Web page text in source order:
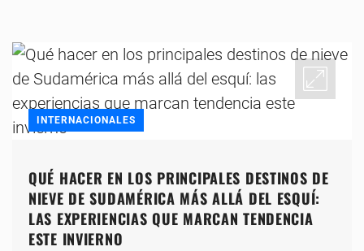
INTERNACIONALES
QUÉ HACER EN LOS PRINCIPALES DESTINOS DE
NIEVE DE SUDAMÉRICA MÁS ALLÁ DEL ESQUÍ:
LAS EXPERIENCIAS QUE MARCAN TENDENCIA
ESTE INVIERNO